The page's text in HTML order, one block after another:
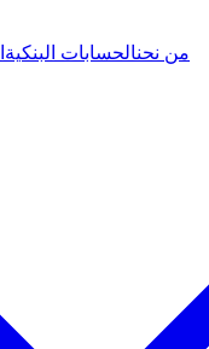
من نحنالحسابات البنكية